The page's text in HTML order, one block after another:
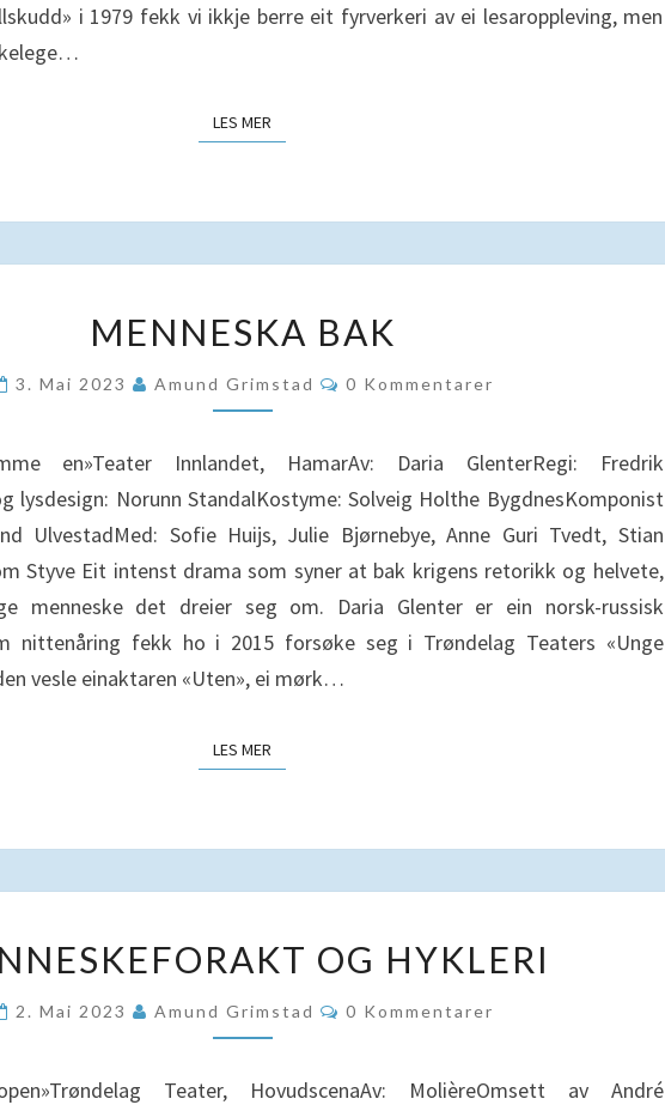
i 1979 fekk vi ikkje berre eit fyrverkeri av ei lesaroppleving, men
LES MER
BAK
MENNESKA BAK
3. Mai 2023 Amund Grimstad Kommentarer
0 Kommentarer
en»Teater Innlandet, HamarAv: Daria GlenterRegi: Fredrik
lysdesign: Norunn StandalKostyme: Solveig Holthe BygdnesKomponist
UlvestadMed: Sofie Huijs, Julie Bjørnebye, Anne Guri Tvedt, Stian
Styve Eit intenst drama som syner at bak krigens retorikk og helvete,
menneske det dreier seg om. Daria Glenter er ein norsk-russisk
nittenåring fekk ho i 2015 forsøke seg i Trøndelag Teaters «Unge
vesle einaktaren «Uten», ei mørk…
LES MER
OG
HYKLERI
OG HYKLERI
2. Mai 2023 Amund Grimstad Kommentarer
0 Kommentarer
Teater, HovudscenaAv: MolièreOmsett av André